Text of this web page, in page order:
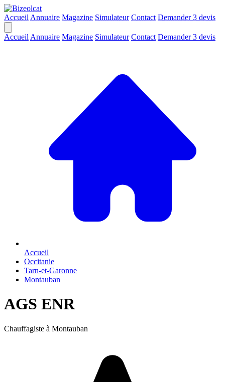
Accueil Annuaire Magazine Simulateur Contact Demander 3 devis
Accueil Annuaire Magazine Simulateur Contact Demander 3 devis
Accueil
Occitanie
Tarn-et-Garonne
Montauban
AGS ENR
Chauffagiste à Montauban